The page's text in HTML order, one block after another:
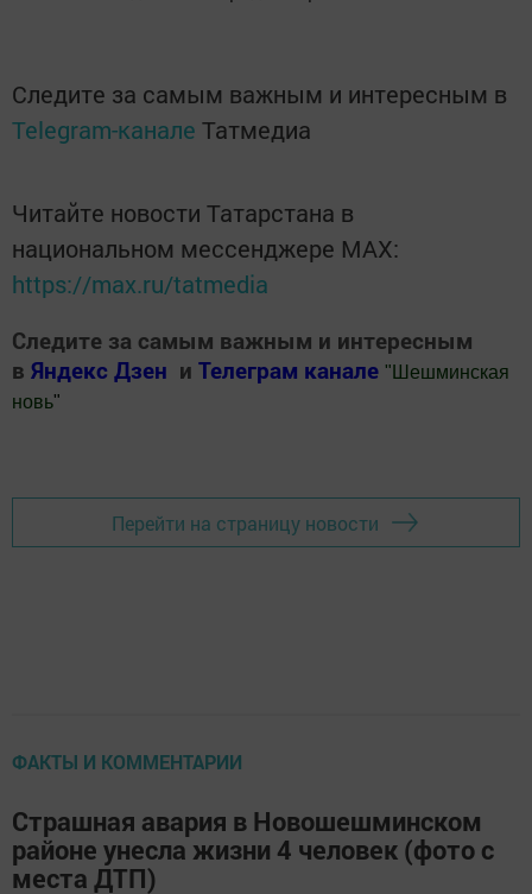
Следите за самым важным и интересным в
Telegram-канале Татмедиа
Читайте новости Татарстана в
национальном мессенджере MАХ:
https://max.ru/tatmedia
Следите за самым важным и интересным
в Яндекс Дзен и Телеграм канале " Шешминская
новь"
Перейти на страницу новости
ФАКТЫ И КОММЕНТАРИИ
Страшная авария в Новошешминском
районе унесла жизни 4 человек (фото с
места ДТП)